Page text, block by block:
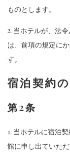
ものとします。
2. 当ホテルが、法
は、前項の規定に
す。
宿泊契約
第2条
1. 当ホテルに宿泊
館に申し出ていただ